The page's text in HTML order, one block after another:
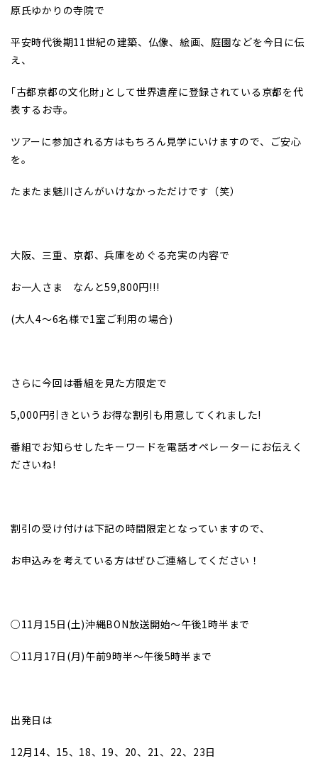
原氏ゆかりの寺院で
平安時代後期11世紀の建築、仏像、絵画、庭園などを今日に伝
え、
｢古都京都の文化財｣として世界遺産に登録されている京都を代
表するお寺。
ツアーに参加される方はもちろん見学にいけますので、ご安心
を。
たまたま魅川さんがいけなかっただけです（笑）
大阪、三重、京都、兵庫をめぐる充実の内容で
お一人さま なんと59,800円!!!
(大人4～6名様で1室ご利用の場合)
さらに今回は番組を見た方限定で
5,000円引きというお得な割引も用意してくれました!
番組でお知らせしたキーワードを電話オペレーターにお伝えく
ださいね!
割引の受け付けは下記の時間限定となっていますので、
お申込みを考えている方はぜひご連絡してください！
○11月15日(土)沖縄BON放送開始～午後1時半まで
○11月17日(月)午前9時半～午後5時半まで
出発日は
12月14、15、18、19、20、21、22、23日